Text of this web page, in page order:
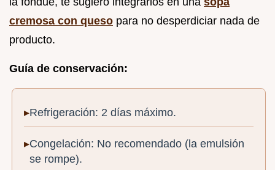
cremosa con queso para no desperdiciar nada de
producto.
Guía de conservación:
Refrigeración: 2 días máximo.
Congelación: No recomendado (la emulsión
se rompe).